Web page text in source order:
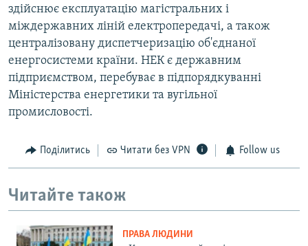
здійснює експлуатацію магістральних і
міждержавних ліній електропередачі, а також
централізовану диспетчеризацію об'єднаної
енергосистеми країни. НЕК є державним
підприємством, перебуває в підпорядкуванні
Міністерства енергетики та вугільної
промисловості.
Поділитись Читати без VPN Follow us
Читайте також
ПРАВА ЛЮДИНИ